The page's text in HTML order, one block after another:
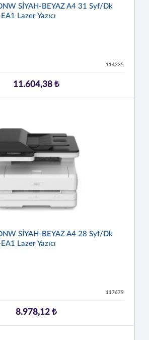
SİYAH-BEYAZ A4 31 Syf/dk
Lazer Yazıcı
114335
11.604,38 ₺
SİYAH-BEYAZ A4 28 Syf/dk
Lazer Yazıcı
117679
8.978,12 ₺